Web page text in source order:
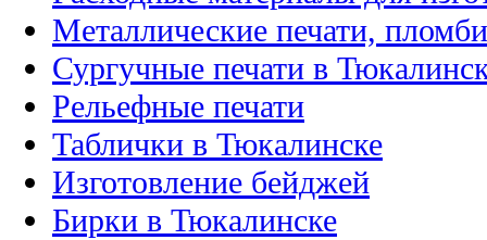
Металлические печати,
Сургучные печати в
Рельефные печати
Таблички в Тюкалинске
Изготовление бейджей
Бирки в Тюкалинске